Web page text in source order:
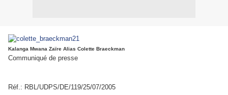
Kalanga Mwana Zaïre Alias Colette Braeckman
Communiqué de presse
Réf.: RBL/UDPS/DE/119/25/07/2005